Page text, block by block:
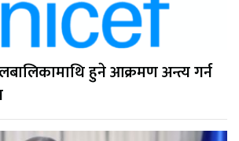
हुने आक्रमण अन्त्य गर्न